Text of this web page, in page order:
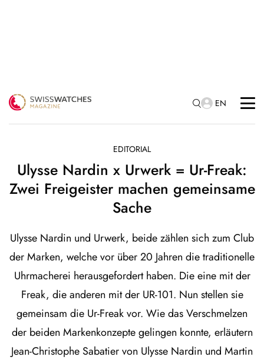
EN
EDITORIAL
Ulysse Nardin x Urwerk = Ur-Freak:
Zwei Freigeister machen gemeinsame
Sache
Ulysse Nardin und Urwerk, beide zählen sich zum Club
der Marken, welche vor über 20 Jahren die traditionelle
Uhrmacherei herausgefordert haben. Die eine mit der
Freak, die anderen mit der UR-101. Nun stellen sie
gemeinsam die Ur-Freak vor. Wie das Verschmelzen
der beiden Markenkonzepte gelingen konnte, erläutern
Jean-Christophe Sabatier von Ulysse Nardin und Martin